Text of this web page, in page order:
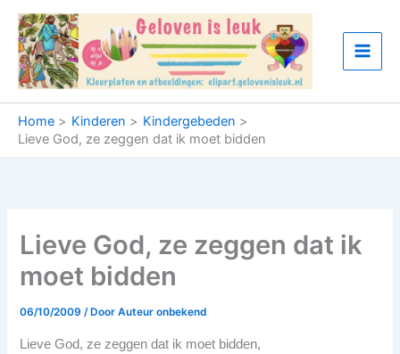
naar
inhoud
Home Kinderen
Kindergebeden
Lieve God, ze zeggen dat ik moet bidden
Lieve God, ze zeggen dat ik
moet bidden
06/10/2009/ DoorAuteur onbekend
Lieve God, ze zeggen dat ik moet bidden,